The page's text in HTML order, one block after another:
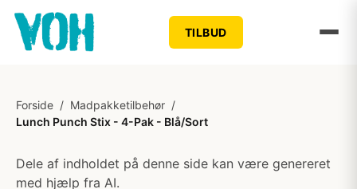
TILBUD
Forside / Madpakketilbehør /
Lunch Punch Stix - 4-Pak - Blå/Sort
Dele af indholdet på denne side kan være genereret
med hjælp fra AI.